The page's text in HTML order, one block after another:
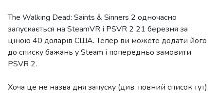
The Walking Dead: Saints & Sinners 2 одночасно
запускається на SteamVR і PSVR 2 21 березня за
ціною 40 доларів США. Тепер ви можете додати його
до списку бажань у Steam і попередньо замовити
PSVR 2.
Хоча це не назва дня запуску (див. повний список тут),